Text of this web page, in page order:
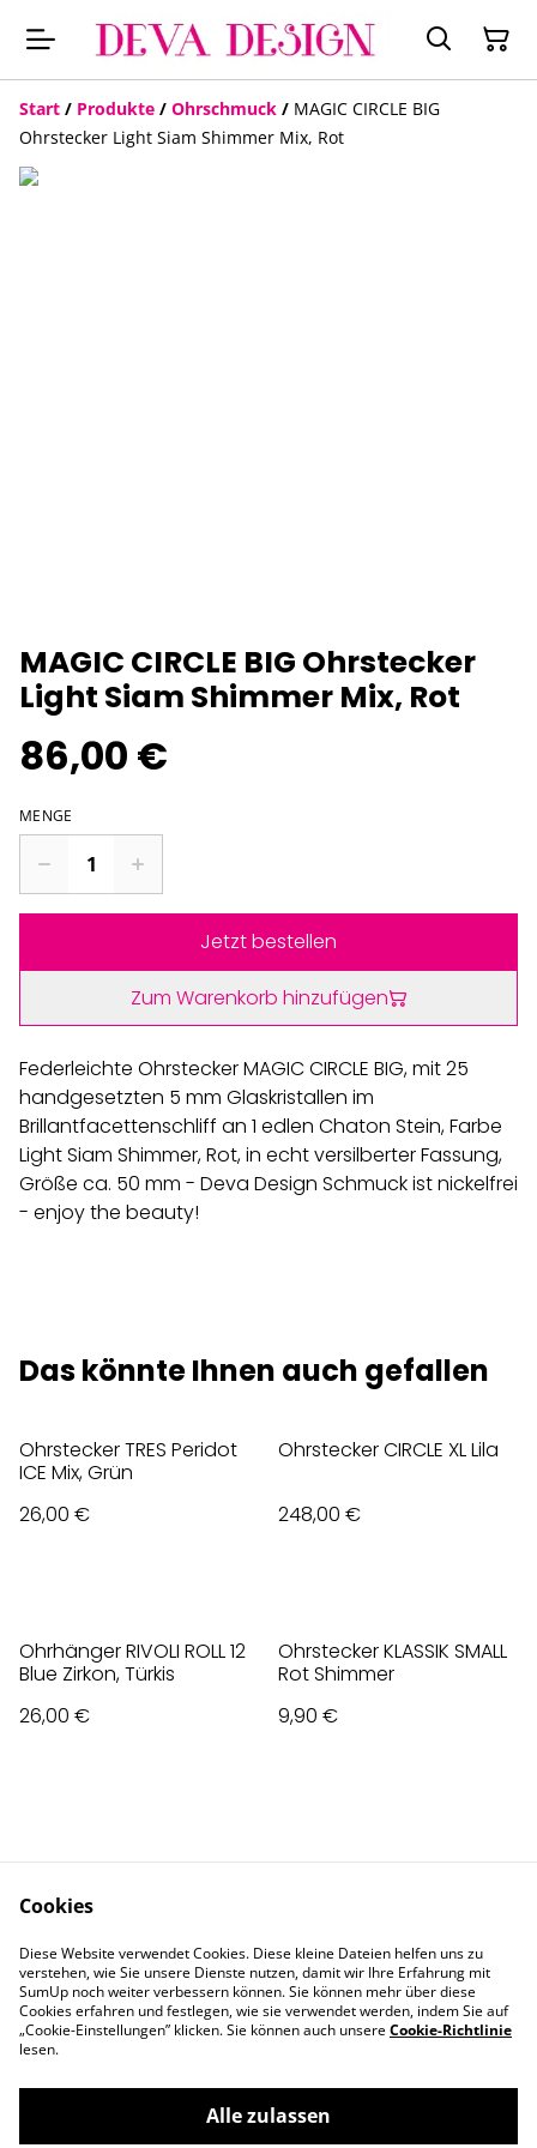
Start / Produkte / Ohrschmuck / MAGIC CIRCLE BIG
Ohrstecker Light Siam Shimmer Mix, Rot
MAGIC CIRCLE BIG Ohrstecker
Light Siam Shimmer Mix, Rot
86,00 €
MENGE
Jetzt bestellen
Zum Warenkorb hinzufügen
Federleichte Ohrstecker MAGIC CIRCLE BIG, mit 25
handgesetzten 5 mm Glaskristallen im
Brillantfacettenschliff an 1 edlen Chaton Stein, Farbe
Light Siam Shimmer, Rot, in echt versilberter Fassung,
Größe ca. 50 mm - Deva Design Schmuck ist nickelfrei
- enjoy the beauty!
Das könnte Ihnen auch gefallen
Ohrstecker TRES Peridot
ICE Mix, Grün
26,00 €
Ohrstecker CIRCLE XL Lila
248,00 €
Ohrhänger RIVOLI ROLL 12
Blue Zirkon, Türkis
26,00 €
Ohrstecker KLASSIK SMALL
Rot Shimmer
9,90 €
Privacy Policy
Cookie Policy
Impressum
Cookies
Diese Website verwendet Cookies. Diese kleine Dateien helfen uns zu
verstehen, wie Sie unsere Dienste nutzen, damit wir Ihre Erfahrung mit
SumUp noch weiter verbessern können. Sie können mehr über diese
Cookies erfahren und festlegen, wie sie verwendet werden, indem Sie auf
„Cookie-Einstellungen” klicken. Sie können auch unsereCookie-Richtlinie
lesen.
Alle zulassen